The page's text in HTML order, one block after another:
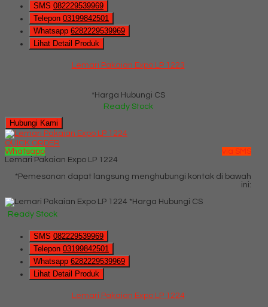
SMS 082229539969
Telepon 03199842501
Whatsapp 6282229539969
Lihat Detail Produk
Lemari Pakaian Expo LP 1223
*Harga Hubungi CS
Ready Stock
Hubungi Kami
QUICK ORDER
Whatsapp
via SMS
Lemari Pakaian Expo LP 1224
*Pemesanan dapat langsung menghubungi kontak di bawah
ini:
*Harga Hubungi CS
Ready Stock
SMS 082229539969
Telepon 03199842501
Whatsapp 6282229539969
Lihat Detail Produk
Lemari Pakaian Expo LP 1224